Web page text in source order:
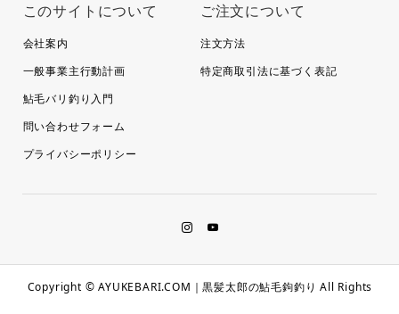
このサイトについて
会社案内
一般事業主行動計画
鮎毛バリ釣り入門
問い合わせフォーム
プライバシーポリシー
ご注文について
注文方法
特定商取引法に基づく表記
Copyright © AYUKEBARI.COM｜黒髪太郎の鮎毛鉤釣り All Rights